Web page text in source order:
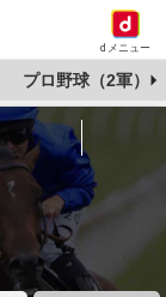
dメニュー
プロ野球（2軍）